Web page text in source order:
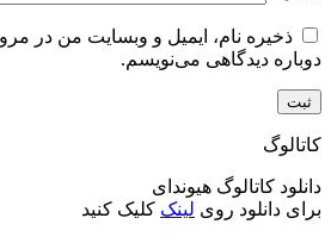
ذخیره نام، ایمیل و وبسایت من در
دوباره دیدگاهی می‌نویسم.
کاتالوگ
دانلود کاتالوگ هیوندای
برای دانلود روی لینک کلیک کنید